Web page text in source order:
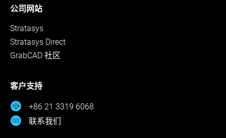
公司网站
Stratasys
Stratasys Direct
GrabCAD 社区
客户支持
+86 21 3319 6068
联系我们